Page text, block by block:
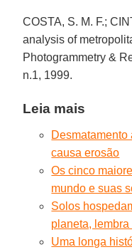
COSTA, S. M. F.;
analysis of
Photogrammetry &
n.1, 1999.
Leia mais
causa erosão
Os cinco
mundo e suas
Solos
planeta, lembra
Uma longa